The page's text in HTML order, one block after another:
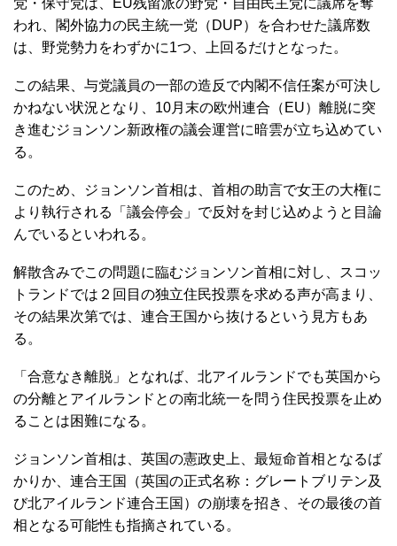
われ、閣外協力の民主統一党（DUP）を合わせた議席数
は、野党勢力をわずかに1つ、上回るだけとなった。
この結果、与党議員の一部の造反で内閣不信任案が可決し
かねない状況となり、10月末の欧州連合（EU）離脱に突
き進むジョンソン新政権の議会運営に暗雲が立ち込めてい
る。
このため、ジョンソン首相は、首相の助言で女王の大権に
より執行される「議会停会」で反対を封じ込めようと目論
んでいるといわれる。
解散含みでこの問題に臨むジョンソン首相に対し、スコッ
トランドでは２回目の独立住民投票を求める声が高まり、
その結果次第では、連合王国から抜けるという見方もあ
る。
「合意なき離脱」となれば、北アイルランドでも英国から
の分離とアイルランドとの南北統一を問う住民投票を止め
ることは困難になる。
ジョンソン首相は、英国の憲政史上、最短命首相となるば
かりか、連合王国（英国の正式名称：グレートブリテン及
び北アイルランド連合王国）の崩壊を招き、その最後の首
相となる可能性も指摘されている。